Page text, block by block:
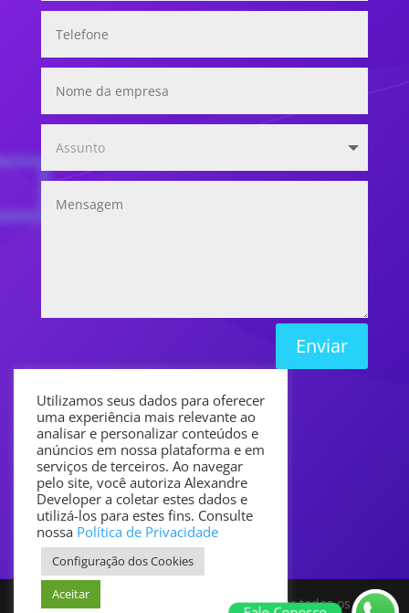
Enviar
Copyright © 2021 Alexandre Developer todos os
Utilizamos seus dados para oferecer
uma experiência mais relevante ao
analisar e personalizar conteúdos e
anúncios em nossa plataforma e em
serviços de terceiros. Ao navegar
pelo site, você autoriza Alexandre
Developer a coletar estes dados e
utilizá-los para estes fins. Consulte
nossa Política de Privacidade
Configuração dos Cookies
Aceitar